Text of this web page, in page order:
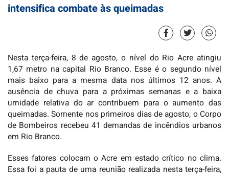
intensifica combate às queimadas
Nesta terça-feira, 8 de agosto, o nível do Rio Acre atingiu
1,67 metro na capital Rio Branco. Esse é o segundo nível
mais baixo para a mesma data nos últimos 12 anos. A
ausência de chuva para a próximas semanas e a baixa
umidade relativa do ar contribuem para o aumento das
queimadas. Somente nos primeiros dias de agosto, o Corpo
de Bombeiros recebeu 41 demandas de incêndios urbanos
em Rio Branco.
Esses fatores colocam o Acre em estado crítico no clima.
Essa foi a pauta de uma reunião realizada nesta terça-feira,